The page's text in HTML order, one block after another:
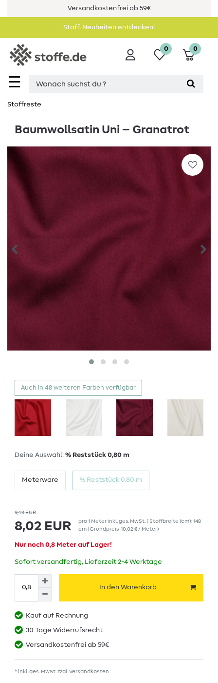
Versandkostenfrei ab 59€
Stoff-Neuheiten entdecken!
☰
0 0
Stoffreste
Baumwollsatin Uni – Granatrot
Auch in 48 weiteren Farben verfügbar
Deine Auswahl: % Reststück 0,80 m
Meterware % Reststück 0,80 m
9,43 EUR
8,02 EUR pro1 Meterinkl. ges. MwSt. ( Stoffbreite (cm): 148
cm | Grundpreis 10,02 € / Meter)
Nur noch 0,8 Meter auf Lager!
Sofort versandfertig, Lieferzeit 2-4 Werktage
In den Warenkorb
Kauf auf Rechnung
30 Tage Widerrufsrecht
Versandkostenfrei ab 59€
* inkl. ges. MwSt. zzgl. Versandkosten